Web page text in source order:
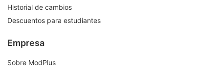
Historial de cambios
Descuentos para estudiantes
Empresa
Sobre ModPlus